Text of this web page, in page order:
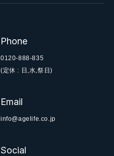
Phone
0120-888-835
(定休 : 日,水,祭日)
Email
info@agelife.co.jp
Social